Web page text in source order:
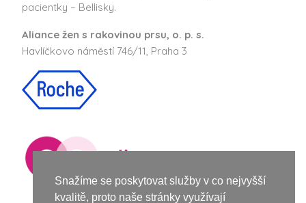
pacientky – Bellisky.
Aliance žen s rakovinou prsu, o. p. s.
Havlíčkovo náměstí 746/11, Praha 3
Snažíme se poskytovat služby v co nejvyšší
kvalitě, proto naše stránky využívají